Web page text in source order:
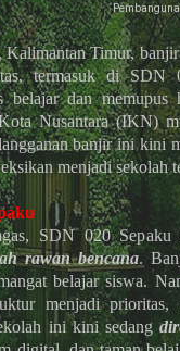
Kalimantan Timur,
termasuk di
belajar dan
Nusantara (IKN)
banjir ini kini
menjadi sekolah
SDN 020 Sepaku
rawan bencana.
belajar siswa.
menjadi
ini kini sedang